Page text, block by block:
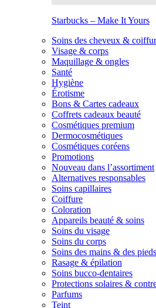
Starbucks – Make It Yours
Soins des cheveux &
Visage & corps
Maquillage & ongles
Santé
Hygiène
Érotisme
Bons & Cartes cadeaux
Coffrets cadeaux beauté
Cosmétiques premium
Dermocosmétiques
Cosmétiques coréens
Promotions
Nouveau dans l’assortiment
Alternatives responsables
Soins capillaires
Coiffure
Coloration
Appareils beauté & soins
Soins du visage
Soins du corps
Soins des mains & des pieds
Rasage & épilation
Soins bucco-dentaires
Protections solaires &
Parfums
Teint